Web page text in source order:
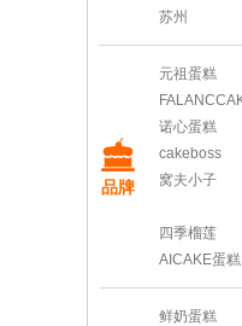
苏州
品牌
元祖蛋糕
诺心蛋糕
cakeboss
窝夫小子
四季榴莲
AICAKE蛋糕
鲜奶蛋糕